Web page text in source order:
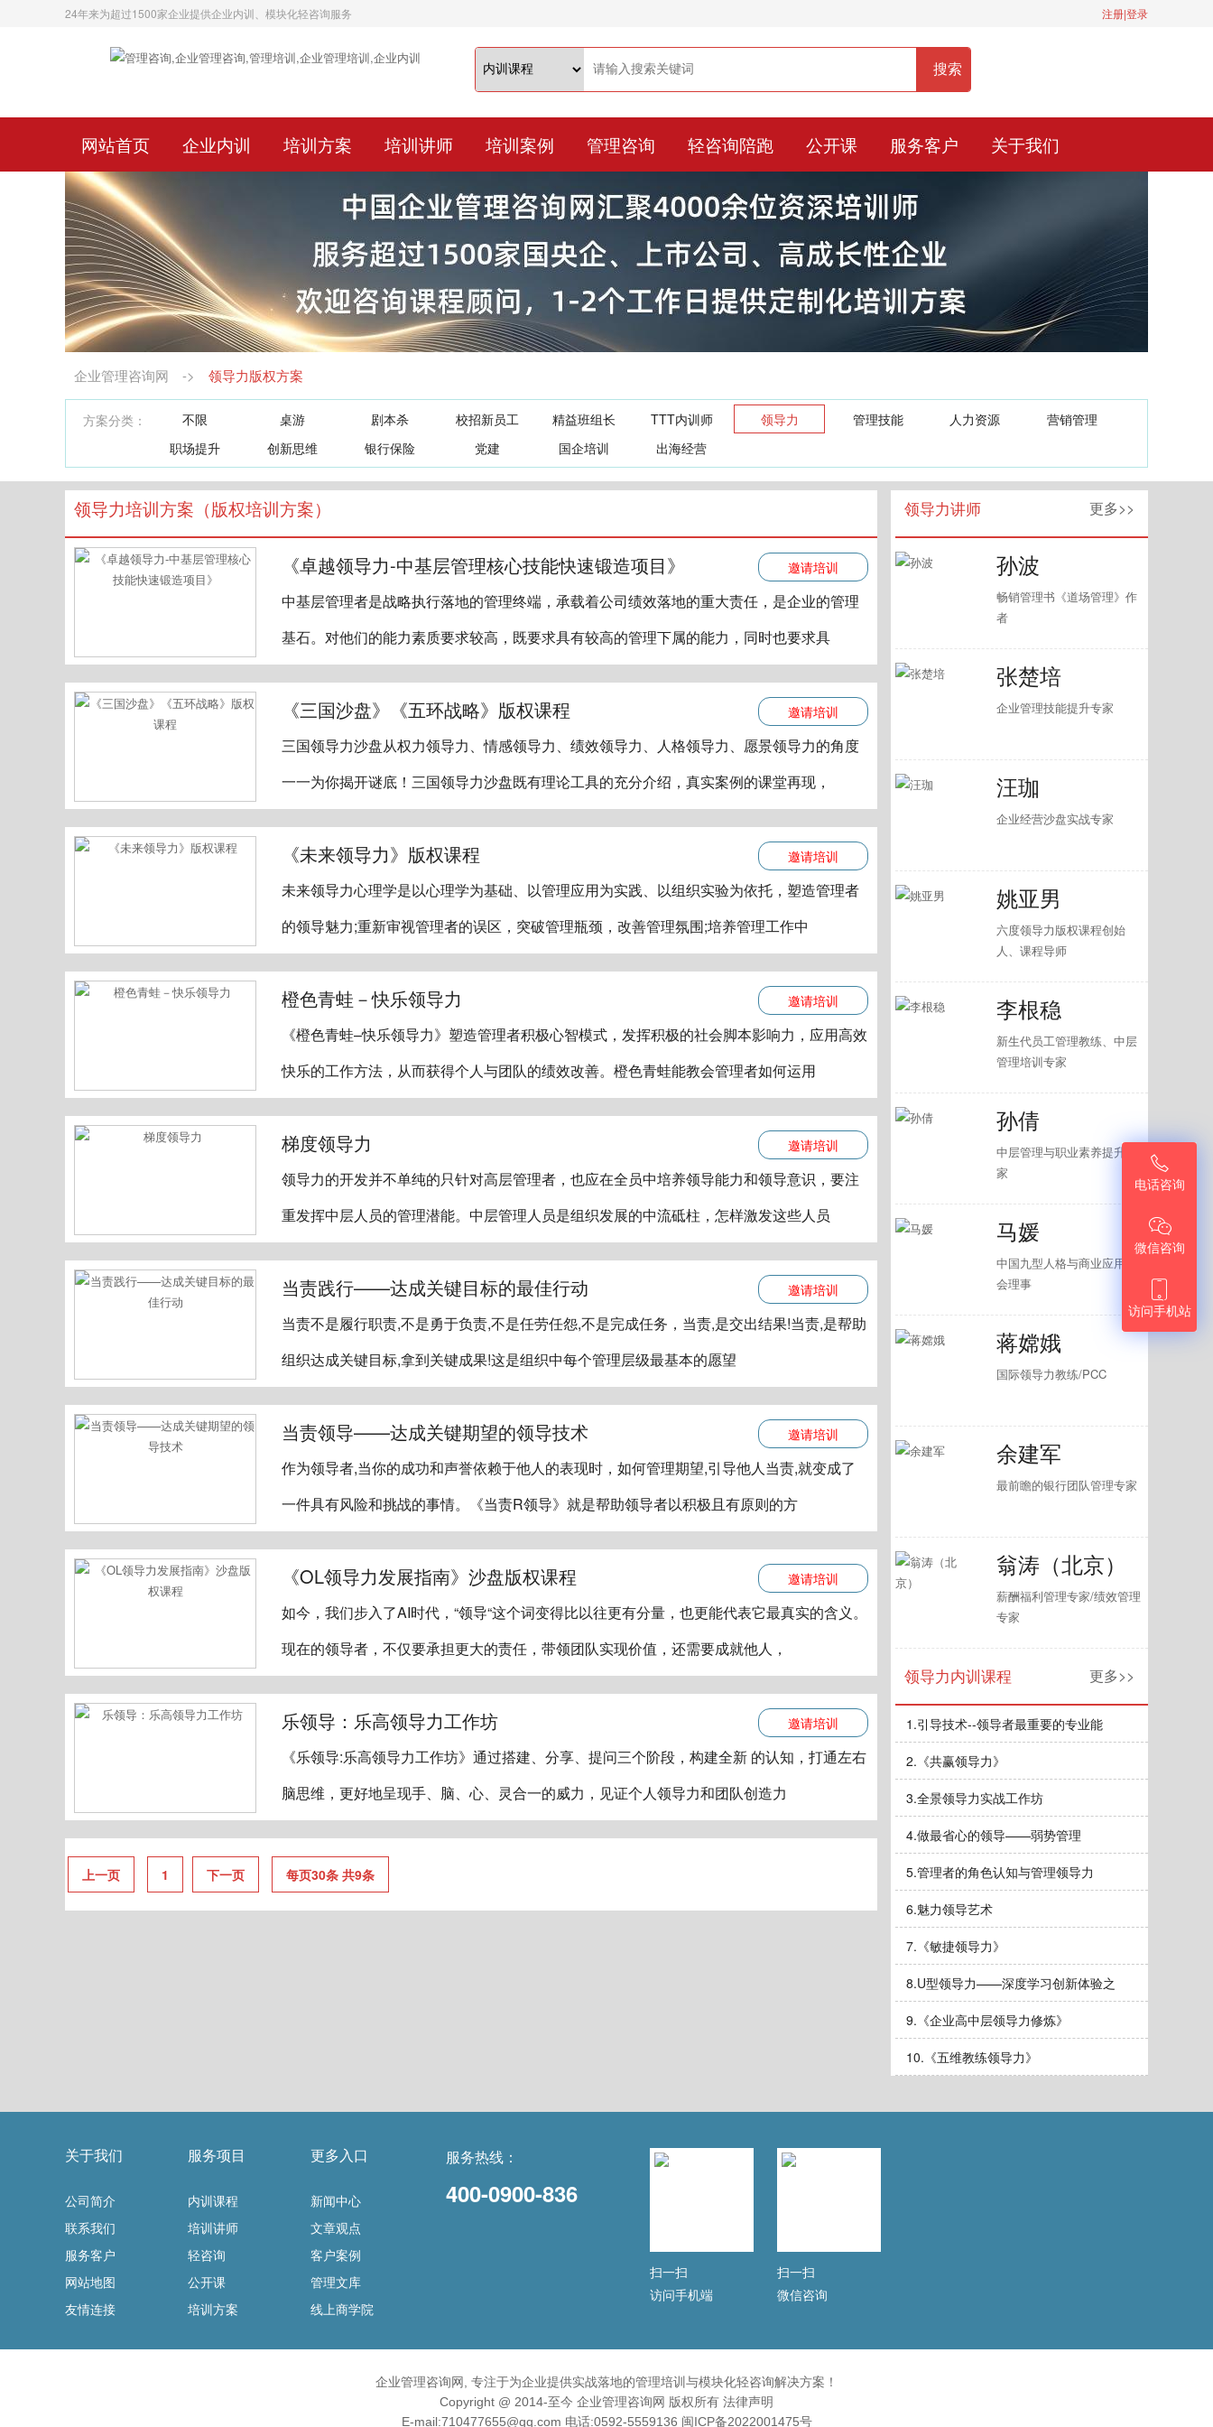
24年来为超过1500家企业提供企业内训、模块化轻咨询服务 注册|登录
服务热线：400-0900-836
网站首页 企业内训 培训方案 培训讲师 培训案例 管理咨询 轻咨询陪跑 公开课 服务客户 关于我们
企业管理咨询网 -> 领导力版权方案
方案分类： 不限 桌游 剧本杀 校招新员工 精益班组长 TTT内训师 领导力 管理技能 人力资源
营销管理
职场提升
创新思维 银行保险 党建 国企培训 出海经营
领导力培训方案（版权培训方案）
《卓越领导力-中基层管理核心技能快速锻造项目》 邀请培训
中基层管理者是战略执行落地的管理终端，承载着公司绩效落地的重大责任，是企业的管理
基石。对他们的能力素质要求较高，既要求具有较高的管理下属的能力，同时也要求具
《三国沙盘》《五环战略》版权课程 邀请培训
三国领导力沙盘从权力领导力、情感领导力、绩效领导力、人格领导力、愿景领导力的角度
一一为你揭开谜底！三国领导力沙盘既有理论工具的充分介绍，真实案例的课堂再现，
《未来领导力》版权课程 邀请培训
未来领导力心理学是以心理学为基础、以管理应用为实践、以组织实验为依托，塑造管理者
的领导魅力;重新审视管理者的误区，突破管理瓶颈，改善管理氛围;培养管理工作中
橙色青蛙－快乐领导力 邀请培训
《橙色青蛙–快乐领导力》塑造管理者积极心智模式，发挥积极的社会脚本影响力，应用高效
快乐的工作方法，从而获得个人与团队的绩效改善。橙色青蛙能教会管理者如何运用
梯度领导力 邀请培训
领导力的开发并不单纯的只针对高层管理者，也应在全员中培养领导能力和领导意识，要注
重发挥中层人员的管理潜能。中层管理人员是组织发展的中流砥柱，怎样激发这些人员
当责践行——达成关键目标的最佳行动 邀请培训
当责不是履行职责,不是勇于负责,不是任劳任怨,不是完成任务，当责,是交出结果!当责,是帮助
组织达成关键目标,拿到关键成果!这是组织中每个管理层级最基本的愿望
当责领导——达成关键期望的领导技术 邀请培训
作为领导者,当你的成功和声誉依赖于他人的表现时，如何管理期望,引导他人当责,就变成了
一件具有风险和挑战的事情。《当责R领导》就是帮助领导者以积极且有原则的方
《OL领导力发展指南》沙盘版权课程 邀请培训
如今，我们步入了AI时代，“领导“这个词变得比以往更有分量，也更能代表它最真实的含义。
现在的领导者，不仅要承担更大的责任，带领团队实现价值，还需要成就他人，
乐领导：乐高领导力工作坊 邀请培训
《乐领导:乐高领导力工作坊》通过搭建、分享、提问三个阶段，构建全新 的认知，打通左右
脑思维，更好地呈现手、脑、心、灵合一的威力，见证个人领导力和团队创造力
上一页 1 下一页 每页30条 共9条
领导力讲师 更多>>
孙波
畅销管理书《道场管理》作
者
张楚培
企业管理技能提升专家
汪珈
企业经营沙盘实战专家
姚亚男
六度领导力版权课程创始
人、课程导师
李根稳
新生代员工管理教练、中层
管理培训专家
孙倩
中层管理与职业素养提升专
家
马媛
中国九型人格与商业应用协
会理事
蒋嫦娥
国际领导力教练/PCC
余建军
最前瞻的银行团队管理专家
翁涛（北京）
薪酬福利管理专家/绩效管理
专家
领导力内训课程 更多>>
1.引导技术--领导者最重要的专业能
2. 《共赢领导力》
3.全景领导力实战工作坊
4.做最省心的领导——弱势管理
5.管理者的角色认知与管理领导力
6.魅力领导艺术
7. 《敏捷领导力》
8.U型领导力——深度学习创新体验之
9. 《企业高中层领导力修炼》
10. 《五维教练领导力》

电话咨询

微信咨询

访问手机站
关于我们
公司简介
联系我们
服务客户
网站地图
友情连接
服务项目
内训课程
培训讲师
轻咨询
公开课
培训方案
更多入口
新闻中心
文章观点
客户案例
管理文库
线上商学院
服务热线：
400-0900-836
扫一扫
访问手机端
扫一扫
微信咨询
企业管理咨询网, 专注于为企业提供实战落地的管理培训与模块化轻咨询解决方案！
Copyright @ 2014-至今 企业管理咨询网 版权所有 法律声明
E-mail:710477655@qq.com 电话:0592-5559136 闽ICP备2022001475号